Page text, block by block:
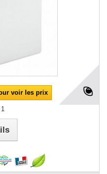
voir les prix
1